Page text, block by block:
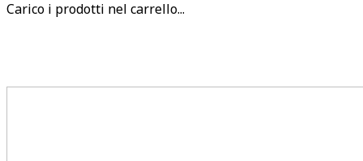
Carico i prodotti nel carrello...